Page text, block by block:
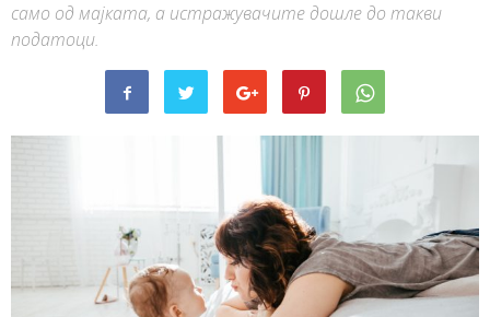
само од мајката, а истражувачите дошле до такви
податоци.